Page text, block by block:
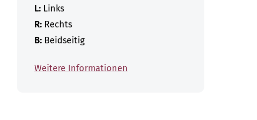
L:Links
R:Rechts
B:Beidseitig
Weitere Informationen